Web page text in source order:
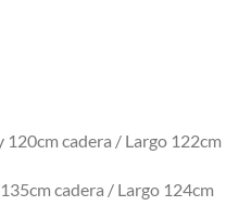
€. cadera / Largo 122cm
cadera / Largo 124cm